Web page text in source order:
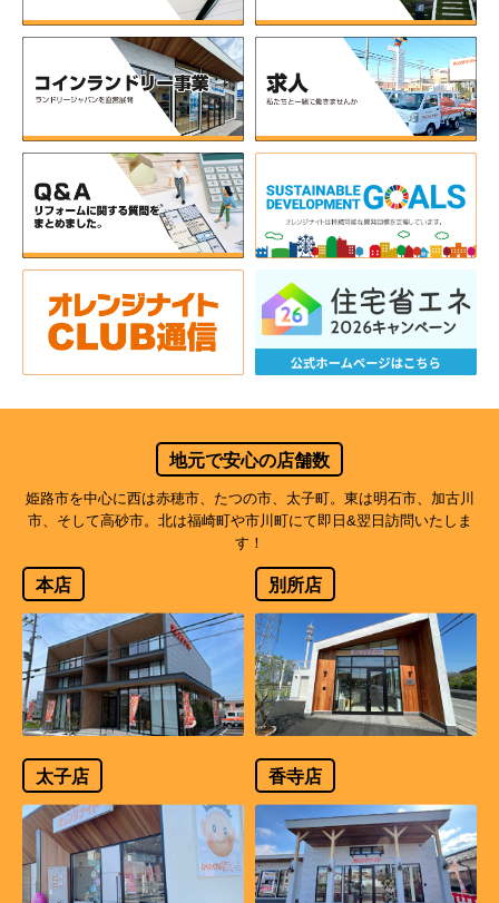
地元で安心の店舗数
姫路市を中心に西は赤穂市、たつの市、太子町。東は明石市、加古川
市、そして高砂市。北は福崎町や市川町にて即日&翌日訪問いたしま
す！
本店 別所店
太子店 香寺店